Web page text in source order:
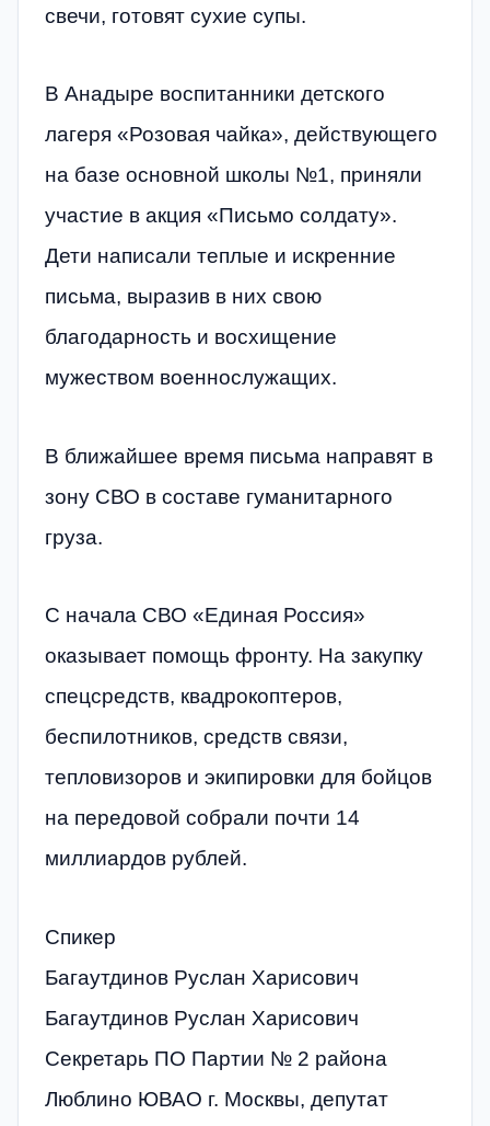
свечи, готовят сухие супы.
В Анадыре воспитанники детского
лагеря «Розовая чайка», действующего
на базе основной школы №1, приняли
участие в акция «Письмо солдату».
Дети написали теплые и искренние
письма, выразив в них свою
благодарность и восхищение
мужеством военнослужащих.
В ближайшее время письма направят в
зону СВО в составе гуманитарного
груза.
С начала СВО «Единая Россия»
оказывает помощь фронту. На закупку
спецсредств, квадрокоптеров,
беспилотников, средств связи,
тепловизоров и экипировки для бойцов
на передовой собрали почти 14
миллиардов рублей.
Спикер
Багаутдинов Руслан Харисович
Багаутдинов Руслан Харисович
Секретарь ПО Партии № 2 района
Люблино ЮВАО г. Москвы, депутат